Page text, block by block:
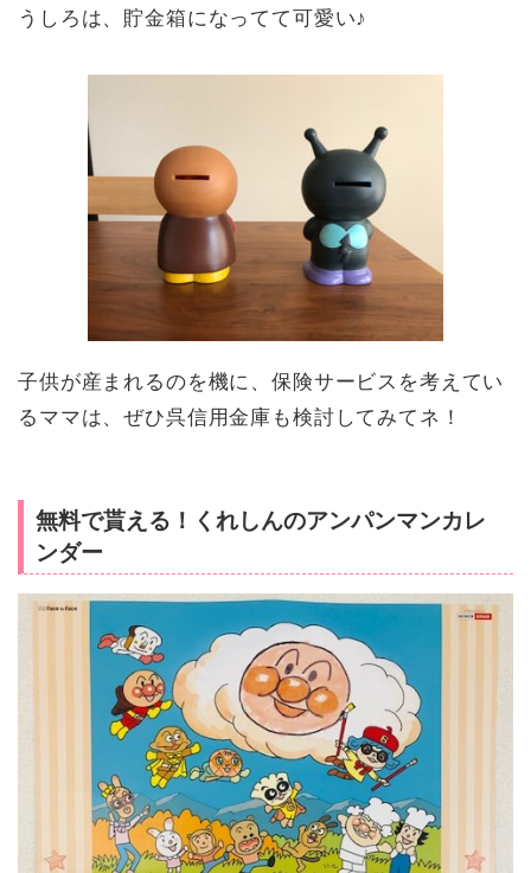
うしろは、貯金箱になってて可愛い♪
子供が産まれるのを機に、保険サービスを考えてい
るママは、ぜひ呉信用金庫も検討してみてネ！
無料で貰える！くれしんのアンパンマンカレ
ンダー